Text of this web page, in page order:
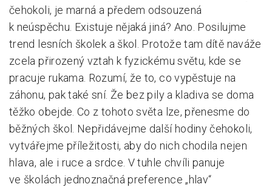
čehokoli, je marná a předem odsouzená
k neúspěchu. Existuje nějaká jiná? Ano. Posilujme
trend lesních školek a škol. Protože tam dítě naváže
zcela přirozený vztah k fyzickému světu, kde se
pracuje rukama. Rozumí, že to, co vypěstuje na
záhonu, pak také sní. Že bez pily a kladiva se doma
těžko obejde. Co z tohoto světa lze, přenesme do
běžných škol. Nepřidávejme další hodiny čehokoli,
vytvářejme příležitosti, aby do nich chodila nejen
hlava, ale i ruce a srdce. V tuhle chvíli panuje
ve školách jednoznačná preference „hlav“